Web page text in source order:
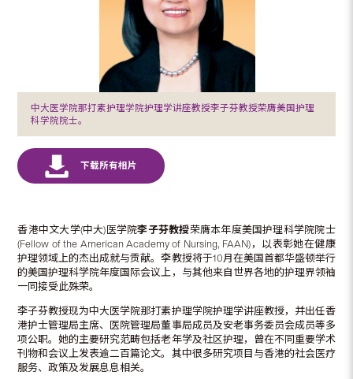
中大医学院那打素护理学院护理学讲座教授李子芬教授荣膺美国护理
科学院院士。
香港中文大学(中大)医学院李子芬教授荣膺本年度美国护理科学院院士
(Fellow of the American Academy of Nursing, FAAN)，以表彰她在健康
护理领域上的杰出成就与贡献。李教授将于10月在美国首都华盛顿举行
的美国护理科学院年度国际会议上，与其他来自世界各地的护理界领袖
一同接受此殊荣。
李子芬教授现为中大医学院那打素护理学院护理学讲座教授，并出任香
港护士管理局主席、医院管理局董事局成员及安老事务委员会成员等多
项公职。她的主要研究范畴包括老年学及社区护理，曾在不同重要学术
刊物和会议上发表逾二百篇论文。其中很多研究项目与香港的社会医疗
服务、政策及发展息息相关。